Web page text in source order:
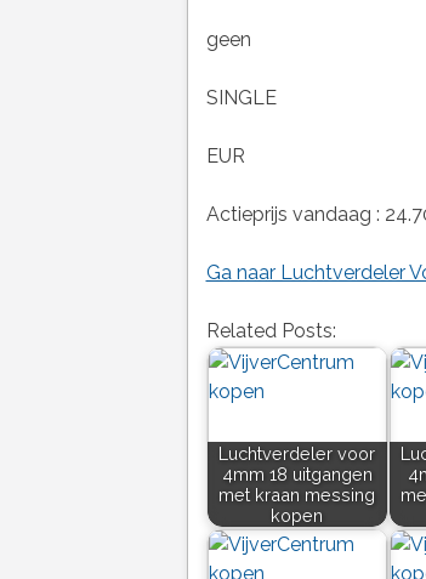
geen
SINGLE
EUR
Actieprijs vandaag :
Ga naar Luchtverdeler
Related Posts:
Luchtverdeler voor
4mm 18 uitgangen
met kraan messing
kopen